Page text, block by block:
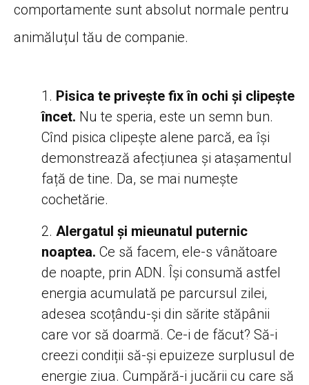
comportamente sunt absolut normale pentru
animăluțul tău de companie.
Pisica te privește fix în ochi și clipește
încet. Nu te speria, este un semn bun.
Cînd pisica clipește alene parcă, ea își
demonstrează afecțiunea și atașamentul
față de tine. Da, se mai numește
cochetărie.
Alergatul și mieunatul puternic
noaptea. Ce să facem, ele-s vânătoare
de noapte, prin ADN. Își consumă astfel
energia acumulată pe parcursul zilei,
adesea scoțându-și din sărite stăpânii
care vor să doarmă. Ce-i de făcut? Să-i
creezi condiții să-și epuizeze surplusul de
energie ziua. Cumpără-i jucării cu care să